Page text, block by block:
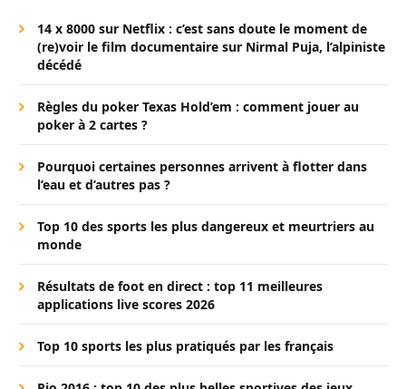
14 x 8000 sur Netflix : c’est sans doute le moment de
(re)voir le film documentaire sur Nirmal Puja, l’alpiniste
décédé
Règles du poker Texas Hold’em : comment jouer au
poker à 2 cartes ?
Pourquoi certaines personnes arrivent à flotter dans
l’eau et d’autres pas ?
Top 10 des sports les plus dangereux et meurtriers au
monde
Résultats de foot en direct : top 11 meilleures
applications live scores 2026
Top 10 sports les plus pratiqués par les français